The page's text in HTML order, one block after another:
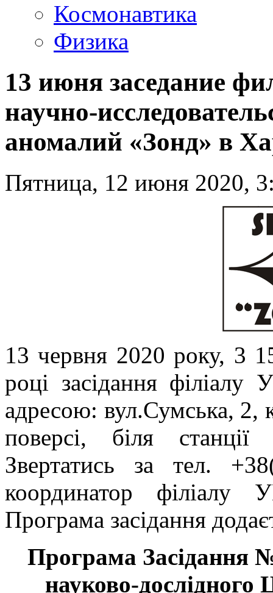
Космонавтика
Физика
13 июня заседание
научно-
аномалий «Зонд» в
Пятница, 12 июня 2020,
13 червня 2020 року, 3
році засідання
адресою: вул.Сумська, 2,
поверсі, біля
Звертатись за тел.
координатор
Програма засідання
Програма Засідання
науково-дослідного